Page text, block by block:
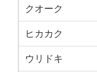
クオーク
ヒカカク
ウリドキ